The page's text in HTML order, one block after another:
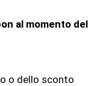
al momento del
o dello sconto